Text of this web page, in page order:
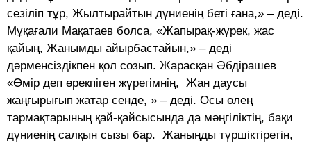
сезіліп тұр, Жылтырайтын дүниенің беті ғана,» – деді.
Мұқағали Мақатаев болса, «Жапырақ-жүрек, жас
қайың, Жанымды айырбастайын,» – деді
дәрменсіздікпен қол созып. Жарасқан Әбдірашев
«Өмір деп өрекпіген жүрегімнің, Жан даусы
жаңғырығып жатар сенде, » – деді. Осы өлең
тармақтарының қай-қайсысында да мәңгіліктің, бақи
дүниенің салқын сызы бар. Жаныңды түршіктіретін,